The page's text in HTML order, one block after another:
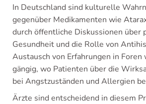
In Deutschland sind kulturelle
gegenüber Medikamenten wie
durch öffentliche Diskussionen über
Gesundheit und die Rolle von
Austausch von Erfahrungen in Foren
gängig, wo Patienten über die
bei Angstzuständen und Allergien
Ärzte sind entscheidend in diesem